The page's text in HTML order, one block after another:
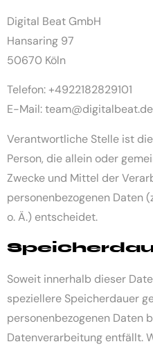
Digital Beat GmbH
Hansaring 97
50670 Köln
Telefon: +4922182829101
E-Mail: team@digitalbeat.de
Verantwortliche Stelle ist
Person, die allein oder
Zwecke und Mittel der
personenbezogenen Daten
o. Ä.) entscheidet.
Soweit innerhalb dieser
speziellere Speicherdauer
personenbezogenen Daten
Datenverarbeitung entfällt.